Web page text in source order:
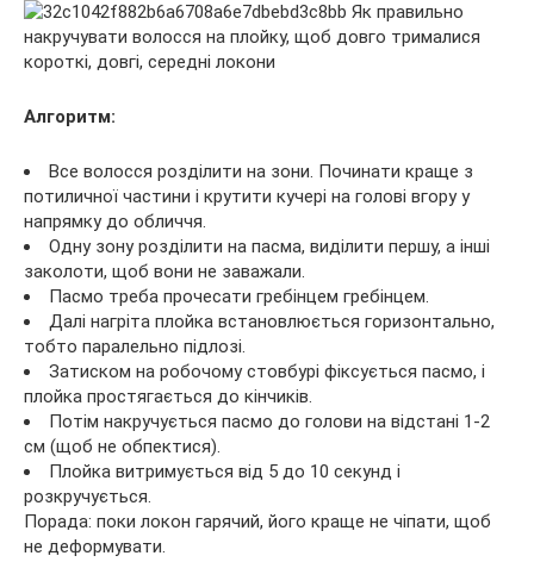
Алгоритм:
Все волосся розділити на зони. Починати краще з
потиличної частини і крутити кучері на голові вгору у
напрямку до обличчя.
Одну зону розділити на пасма, виділити першу, а інші
заколоти, щоб вони не заважали.
Пасмо треба прочесати гребінцем гребінцем.
Далі нагріта плойка встановлюється горизонтально,
тобто паралельно підлозі.
Затиском на робочому стовбурі фіксується пасмо, і
плойка простягається до кінчиків.
Потім накручується пасмо до голови на відстані 1-2
см (щоб не обпектися).
Плойка витримується від 5 до 10 секунд і
розкручується.
Порада: поки локон гарячий, його краще не чіпати, щоб
не деформувати.